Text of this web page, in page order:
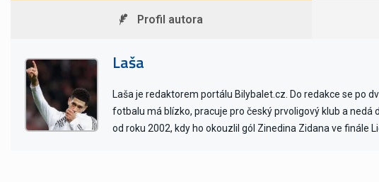
Profil autora
Laša
Laša je redaktorem portálu Bilybalet.cz. Do redakce se po
fotbalu má blízko, pracuje pro český prvoligový klub a
od roku 2002, kdy ho okouzlil gól Zinedina Zidana ve finále